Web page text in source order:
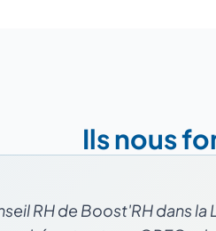
Ils nous
RH de Boost'RH dans